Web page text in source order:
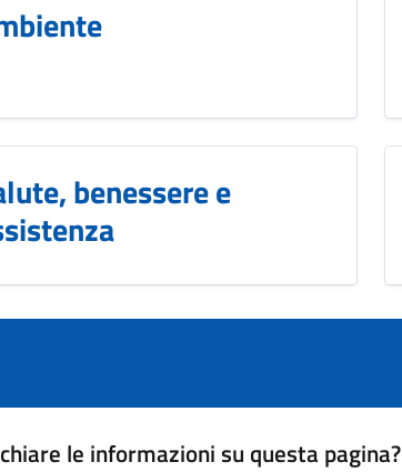
benessere e
le informazioni su questa pagina?